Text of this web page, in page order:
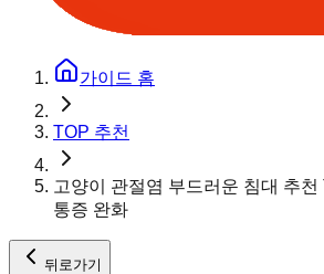
가이드 홈
TOP 추천
고양이 관절염 부드러운 침대 추
통증 완화
뒤로가기